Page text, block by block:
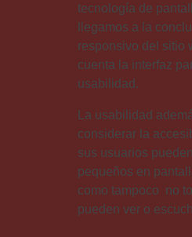
tecnología de
llegamos a la
responsivo del sitio
cuenta la interfaz
usabilidad.
La usabilidad
considerar la
sus usuarios
pequeños en
como tampoco no
pueden ver o